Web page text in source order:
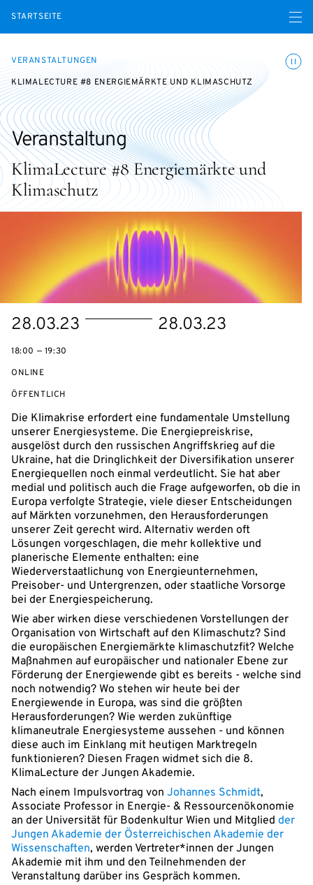
STARTSEITE Menü
VERANSTALTUNGEN
KLIMALECTURE #8 ENERGIEMÄRKTE UND KLIMASCHUTZ
KlimaLecture #8 Energiemärkte und
Klimaschutz
Veranstaltung
eventBeginsOn
28.03.23
eventEndsOn 28.03.23
18:00 — 19:30
ONLINE
VERANSTALTUNGSZUGANG:
ÖFFENTLICH
Die Klimakrise erfordert eine fundamentale Umstellung
unserer Energiesysteme. Die Energiepreiskrise,
ausgelöst durch den russischen Angriffskrieg auf die
Ukraine, hat die Dringlichkeit der Diversifikation unserer
Energiequellen noch einmal verdeutlicht. Sie hat aber
medial und politisch auch die Frage aufgeworfen, ob die in
Europa verfolgte Strategie, viele dieser Entscheidungen
auf Märkten vorzunehmen, den Herausforderungen
unserer Zeit gerecht wird. Alternativ werden oft
Lösungen vorgeschlagen, die mehr kollektive und
planerische Elemente enthalten: eine
Wiederverstaatlichung von Energieunternehmen,
Preisober- und Untergrenzen, oder staatliche Vorsorge
bei der Energiespeicherung.
Wie aber wirken diese verschiedenen Vorstellungen der
Organisation von Wirtschaft auf den Klimaschutz? Sind
die europäischen Energiemärkte klimaschutzfit? Welche
Maßnahmen auf europäischer und nationaler Ebene zur
Förderung der Energiewende gibt es bereits - welche sind
noch notwendig? Wo stehen wir heute bei der
Energiewende in Europa, was sind die größten
Herausforderungen? Wie werden zukünftige
klimaneutrale Energiesysteme aussehen - und können
diese auch im Einklang mit heutigen Marktregeln
funktionieren? Diesen Fragen widmet sich die 8.
KlimaLecture der Jungen Akademie.
Nach einem Impulsvortrag von Johannes Schmidt,
Associate Professor in Energie- & Ressourcenökonomie
an der Universität für Bodenkultur Wien und Mitglied der
Jungen Akademie der Österreichischen Akademie der
Wissenschaften, werden Vertreter*innen der Jungen
Akademie mit ihm und den Teilnehmenden der
Veranstaltung darüber ins Gespräch kommen.